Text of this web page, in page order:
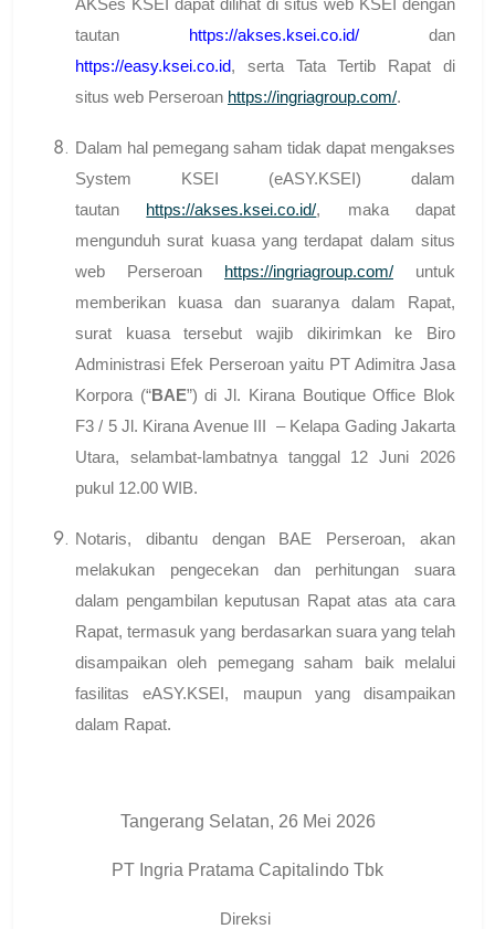
AKSes KSEI dapat dilihat di situs web KSEI dengan
tautan
https://akses.ksei.co.id/ dan
https://easy.ksei.co.id, serta Tata Tertib Rapat di
situs web Perseroan https://ingriagroup.com/.
Dalam hal pemegang saham tidak dapat mengakses
System KSEI (eASY.KSEI) dalam
tautan
https://akses.ksei.co.id/, maka dapat
mengunduh surat kuasa yang terdapat dalam situs
web Perseroan
https://ingriagroup.com/ untuk
memberikan kuasa dan suaranya dalam Rapat,
surat kuasa tersebut wajib dikirimkan ke Biro
Administrasi Efek Perseroan yaitu PT Adimitra Jasa
Korpora (“BAE”) di Jl. Kirana Boutique Office Blok
F3 / 5 Jl. Kirana Avenue III – Kelapa Gading Jakarta
Utara, selambat-lambatnya tanggal 12 Juni 2026
pukul 12.00 WIB.
Notaris, dibantu dengan BAE Perseroan, akan
melakukan pengecekan dan perhitungan suara
dalam pengambilan keputusan Rapat atas ata cara
Rapat, termasuk yang berdasarkan suara yang telah
disampaikan oleh pemegang saham baik melalui
fasilitas eASY.KSEI, maupun yang disampaikan
dalam Rapat.
Tangerang Selatan, 26 Mei 2026
PT Ingria Pratama Capitalindo Tbk
Direksi